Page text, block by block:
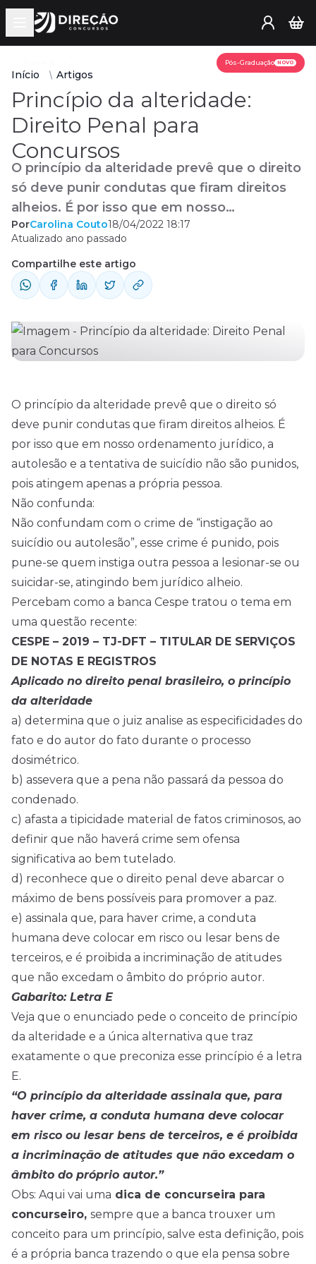
Open main menu
Pós-Graduação NOVO
Início Artigos
Princípio da alteridade:
Direito Penal para
Concursos
O princípio da alteridade prevê que o direito
só deve punir condutas que firam direitos
alheios. É por isso que em nosso
ordenamento jurídico, a autolesão e a
tentativa de suicídio não são punidos, pois
atingem apenas a própria pessoa. Não
confunda: Não confundam com o crime de
crime ...
PorCarolina Couto18/04/2022 18:17
Atualizado ano passado
Compartilhe este artigo
O princípio da alteridade prevê que o direito só
deve punir condutas que firam direitos alheios. É
por isso que em nosso ordenamento jurídico, a
autolesão e a tentativa de suicídio não são punidos,
pois atingem apenas a própria pessoa.
Não confunda:
Não confundam com o crime de “instigação ao
suicídio ou autolesão”, esse crime é punido, pois
pune-se quem instiga outra pessoa a lesionar-se ou
suicidar-se, atingindo bem jurídico alheio.
Percebam como a banca Cespe tratou o tema em
uma questão recente:
CESPE – 2019 – TJ-DFT – TITULAR DE SERVIÇOS
DE NOTAS E REGISTROS
Aplicado no direito penal brasileiro, o princípio
da alteridade
a) determina que o juiz analise as especificidades do
fato e do autor do fato durante o processo
dosimétrico.
b) assevera que a pena não passará da pessoa do
condenado.
c) afasta a tipicidade material de fatos criminosos, ao
definir que não haverá crime sem ofensa
significativa ao bem tutelado.
d) reconhece que o direito penal deve abarcar o
máximo de bens possíveis para promover a paz.
e) assinala que, para haver crime, a conduta
humana deve colocar em risco ou lesar bens de
terceiros, e é proibida a incriminação de atitudes
que não excedam o âmbito do próprio autor.
Gabarito: Letra E
Veja que o enunciado pede o conceito de princípio
da alteridade e a única alternativa que traz
exatamente o que preconiza esse princípio é a letra
E.
“O princípio da alteridade assinala que, para
haver crime, a conduta humana deve colocar
em risco ou lesar bens de terceiros, e é proibida
a incriminação de atitudes que não excedam o
âmbito do próprio autor.”
Obs: Aqui vai uma dica de concurseira para
concurseiro, sempre que a banca trouxer um
conceito para um princípio, salve esta definição, pois
é a própria banca trazendo o que ela pensa sobre